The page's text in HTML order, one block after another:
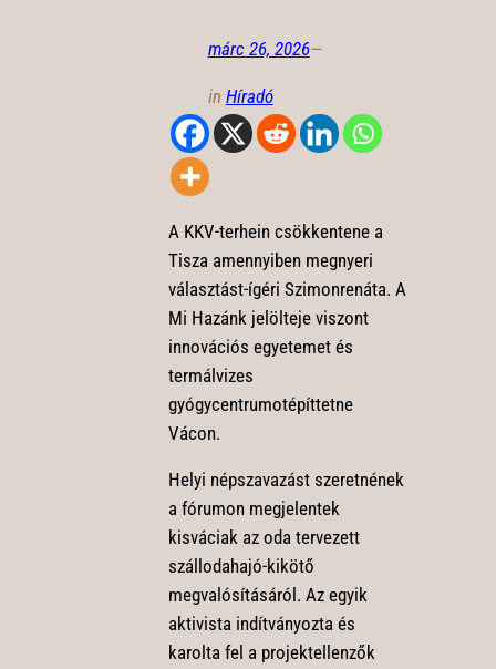
márc 26, 2026—
in Híradó
A KKV-terhein csökkentene a
Tisza amennyiben megnyeri
választást-ígéri Szimonrenáta. A
Mi Hazánk jelölteje viszont
innovációs egyetemet és
termálvizes
gyógycentrumotépíttetne
Vácon.
Helyi népszavazást szeretnének
a fórumon megjelentek
kisváciak az oda tervezett
szállodahajó-kikötő
megvalósításáról. Az egyik
aktivista indítványozta és
karolta fel a projektellenzők